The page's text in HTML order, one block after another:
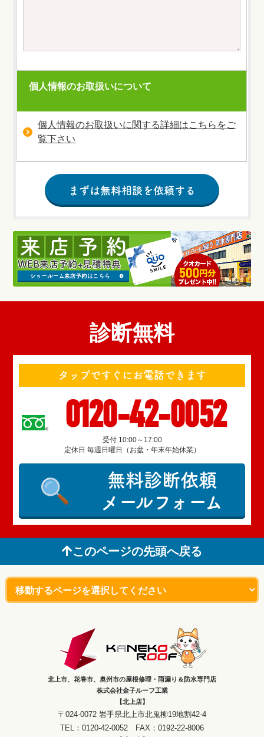
個人情報のお取扱いについて
個人情報のお取扱いに関する詳細はこちらをご
覧下さい
診断無料
タップですぐにお電話できます
0120-42-0052
受付 10:00～17:00
定休日 毎週日曜日（お盆・年末年始休業）
無料診断依頼
メールフォーム
このページの先頭へ戻る
北上市、花巻市、奥州市の屋根修理・雨漏り＆防水専門店
株式会社金子ルーフ工業
【北上店】
〒024-0072 岩手県北上市北鬼柳19地割42-4
TEL：0120-42-0052 FAX：0192-22-8006